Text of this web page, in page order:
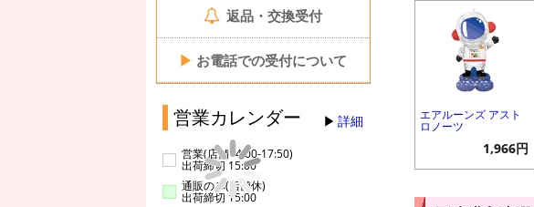
返品・交換受付
▶ お電話での受付について
営業カレンダー 詳細
営業(店舗14:00-17:50)
出荷締切 15:00
通販のみ(店舗休)
出荷締切 15:00
エアルーンズ アスト
ロノーツ
1,966円